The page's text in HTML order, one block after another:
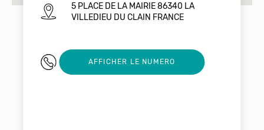
5 PLACE DE LA MAIRIE 86340 LA
VILLEDIEU DU CLAIN FRANCE
0549450341
AFFICHER LE NUMERO